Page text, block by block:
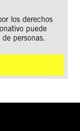
los derechos
puede
personas.